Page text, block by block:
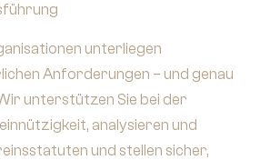
unterliegen
Anforderungen – und genau
unterstützen Sie bei der
analysieren und
und stellen sicher,